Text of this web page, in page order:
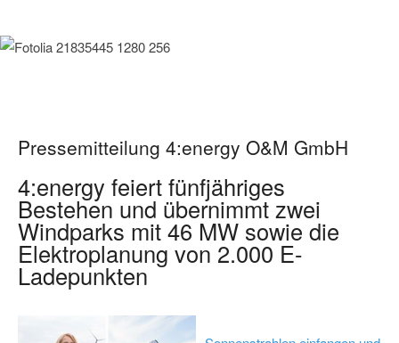
Pressemitteilung 4:energy O&M GmbH
4:energy feiert fünfjähriges
Bestehen und übernimmt zwei
Windparks mit 46 MW sowie die
Elektroplanung von 2.000 E-
Ladepunkten